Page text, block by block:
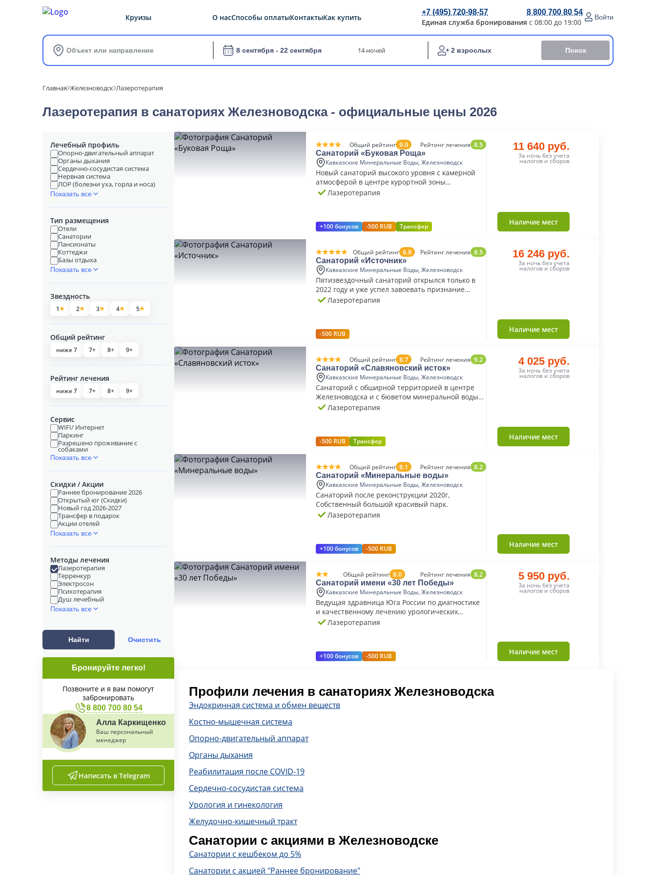
Круизы О насСпособы оплатыКонтактыКак купить
+7 (495) 720-98-57 8 800 700 80 54
Единая служба бронирования с 08:00 до 19:00
Войти
Объект или направление 8 сентября - 22 сентября 14 ночей 2 взрослых Поиск
Главная Железноводск Лазеротерапия
Лазеротерапия в cанаториях Железноводска - официальные цены 2026
Лечебный профиль
Опорно-двигательный аппарат
Органы дыхания
Сердечно-сосудистая система
Нервная система
ЛОР (болезни уха, горла и носа)
Показать все
Тип размещения
Отели
Санатории
Пансионаты
Коттеджи
Базы отдыха
Показать все
Звездность
1 2 3 4 5
Общий рейтинг
ниже 7 7+ 8+ 9+
Рейтинг лечения
ниже 7 7+ 8+ 9+
Сервис
WIFI/ Интернет
Паркинг
Разрешено проживание с
собаками
Показать все
Скидки / Акции
Раннее бронирование 2026
Открытый юг (Скидки)
Новый год 2026-2027
Трансфер в подарок
Акции отелей
Показать все
Методы лечения
Лазеротерапия
Терренкур
Электросон
Психотерапия
Душ лечебный
Показать все
Найти Очистить
Бронируйте легко!
Позвоните и я вам помогут
забронировать
8 800 700 80 54
Алла Каркищенко
Ваш персональный
менеджер
Написать в Telegram
Общий рейтинг 9.0 Рейтинг лечения 8.5
Санаторий «Буковая Роща»
Кавказские Минеральные Воды, Железноводск
Новый санаторий высокого уровня с камерной
атмосферой в центре курортной зоны
Железноводска
Лазеротерапия
+100 бонусов -500 RUB Трансфер
11 640 руб.
За ночь без учета
налогов и сборов
Наличие мест
Общий рейтинг 8.8 Рейтинг лечения 8.5
Санаторий «Источник»
Кавказские Минеральные Воды, Железноводск
Пятизвездочный санаторий открылся только в
2022 году и уже успел завоевать признание
гостей.Лазеротерапия
-500 RUB
16 246 руб.
За ночь без учета
налогов и сборов
Наличие мест
Общий рейтинг 8.7 Рейтинг лечения 9.2
Санаторий «Славяновский исток»
Кавказские Минеральные Воды, Железноводск
Санаторий с обширной территорией в центре
Железноводска и с бюветом минеральной воды
Ессентукского типа.
Лазеротерапия
-500 RUB Трансфер
4 025 руб.
За ночь без учета
налогов и сборов
Наличие мест
Общий рейтинг 8.1 Рейтинг лечения 8.2
Санаторий «Минеральные воды»
Кавказские Минеральные Воды, Железноводск
Санаторий после реконструкции 2020г,
Собственный большой красивый парк.
Лазеротерапия
+100 бонусов -500 RUB Наличие мест
Общий рейтинг 8.0 Рейтинг лечения 8.2
Санаторий имени «30 лет Победы»
Кавказские Минеральные Воды, Железноводск
Ведущая здравница Юга России по диагностике
и качественному лечению урологических
заболеваний.
Лазеротерапия
+100 бонусов -500 RUB
5 950 руб.
За ночь без учета
налогов и сборов
Наличие мест
Профили лечения в санаториях Железноводска
Эндокринная система и обмен веществ
Костно-мышечная система
Опорно-двигательный аппарат
Органы дыхания
Реабилитация после COVID-19
Сердечно-сосудистая система
Урология и гинекология
Желудочно-кишечный тракт
Санатории с акциями в Железноводске
Санатории с кешбеком до 5%
Санатории с акцией "Раннее бронирование"